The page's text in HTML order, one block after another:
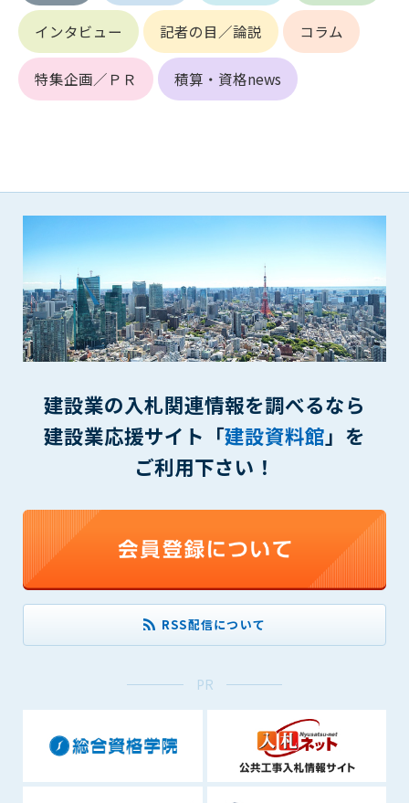
インタビュー 記者の目／論説 コラム
特集企画／ＰＲ 積算・資格news
建設業の入札関連情報を調べるなら
建設業応援サイト「建設資料館」を
ご利用下さい！
RSS配信について
PR
被った損害について管理者は､一切の責任をも負わないものと
します。
第9条（会員の個人情報）
会員の氏名、住所、性別、年齢、メールアドレスその他本サー
ビスの提供に関連して管理者が知り得た会員の個人情報（以下
(1) 会員が、自己の個人情報の開示に事前に同意している場合
(3) 第三者および管理者の権利、財産、安全等を保護するため
に必要であると管理者が判断した場合
(4) 法令等により開示を求められた場合
第10条（免責事項）
管理者は、会員が登録した内容が以下に該当する、またはその
1. 管理者は、会員が本サービスを利用することにより得た情報
等（プログラムを含みます）について、その完全性、正確性
を保証もしないものとします。また、当該情報等に起因して
生じた一切の損害に対して、管理者は、何らの責任も負わな
いものとします。
のとし、会員による本サービスの利用に関連し、第三者から
問合せ、クレーム、請求等がなされまたは訴訟が提起された
場合、当該会員は、自らの費用と責任においてこれを解決す
るものとし、管理者を一切免責するものとします。
3. 本サービスにおいて掲載されている広告等によって行われる
取引に起因する損害及び広告等が掲載されたこと自体に起因
する損害については一切責任を負いません。
第11条（運用の停止）
停電や天災等の不可抗力、または保守・点検・加入者の利便性
向上のための設備工事等の為に本サービスの運用を停止するこ
とがあります。運用停止については事前に建設資料館WEB上で
通知申し上げますが、緊急時はその限りではありません。